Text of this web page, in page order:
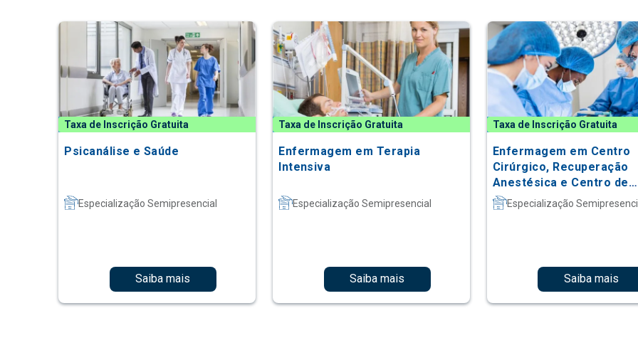
Taxa de Inscrição Gratuita
Psicanálise e Saúde
Especialização Semipresencial
Saiba mais
Taxa de Inscrição Gratuita
Enfermagem em Terapia
Intensiva
Especialização Semipresencial
Saiba mais
Taxa de Inscrição Gratuita
Enfermagem em Centro
Cirúrgico, Recuperação
Anestésica e Centro de
Material e Esterilização
Especialização
Saiba mais